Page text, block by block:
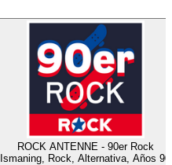
ROCK ANTENNE - 90er Rock
Ismaning, Rock, Alternativa, Años 90